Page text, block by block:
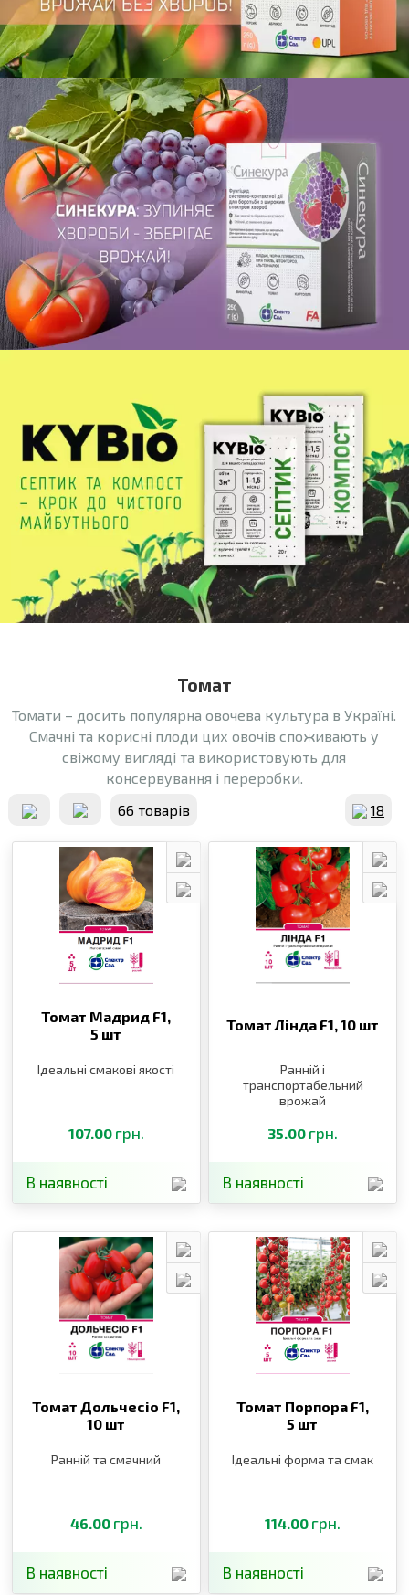
Томат
Томати – досить популярна овочева культура в Україні.
Смачні та корисні плоди цих овочів споживають у
свіжому вигляді та використовують для
консервування і переробки.
66 товарiв
18
Томат Мадрид F1,
5 шт
Ідеальні смакові якості
107.00 грн.
В наявності
Томат Лінда F1,10 шт
Ранній і
транспортабельний
врожай
35.00 грн.
В наявності
Томат Дольчесіо F1,
10 шт
Ранній та смачний
46.00 грн.
В наявності
Томат Порпора F1,
5 шт
Ідеальні форма та смак
114.00 грн.
В наявності